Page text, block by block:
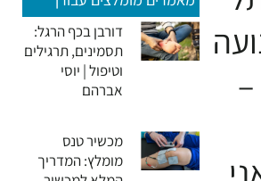
דורבן בכף הרגל:
תסמינים, תרגילים
וטיפול | יוסי
אברהם
מכשיר טנס
מומלץ: המדריך